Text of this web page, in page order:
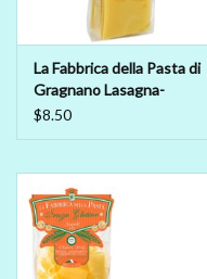
La Fabbrica della Pasta di
Gragnano Lasagna-
GLUTEN - FREE
$8.50